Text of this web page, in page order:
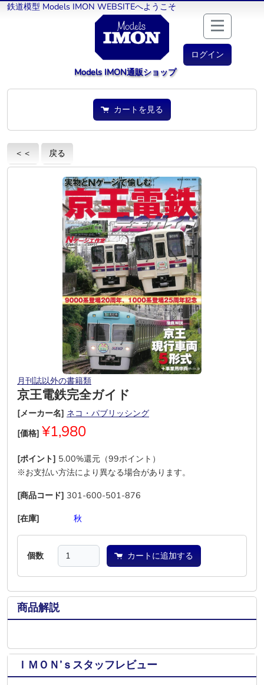
鉄道模型 Models IMON WEBSITEへようこそ
ログイン
Models IMON通販ショップ
カートを見る
＜＜ 戻る
月刊誌以外の書籍類
京王電鉄完全ガイド
[メーカー名] ネコ・パブリッシング
[価格] ¥1,980
[ポイント] 5.00%還元（99ポイント）
※お支払い方法により異なる場合があります。
[商品コード] 301-600-501-876
[在庫]
秋
個数 カートに追加する
商品解説
ＩＭＯＮ’ｓスタッフレビュー